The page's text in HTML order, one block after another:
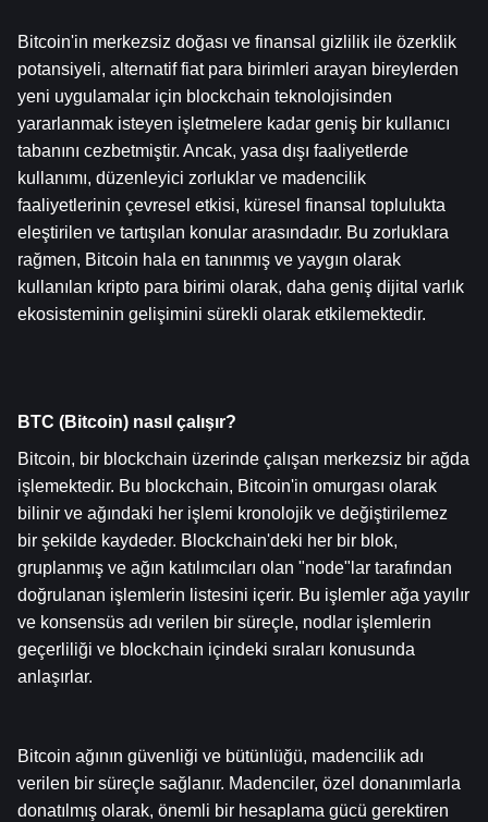
Bitcoin'in merkezsiz doğası ve finansal gizlilik ile özerklik
potansiyeli, alternatif fiat para birimleri arayan bireylerden
yeni uygulamalar için blockchain teknolojisinden
yararlanmak isteyen işletmelere kadar geniş bir kullanıcı
tabanını cezbetmiştir. Ancak, yasa dışı faaliyetlerde
kullanımı, düzenleyici zorluklar ve madencilik
faaliyetlerinin çevresel etkisi, küresel finansal toplulukta
eleştirilen ve tartışılan konular arasındadır. Bu zorluklara
rağmen, Bitcoin hala en tanınmış ve yaygın olarak
kullanılan kripto para birimi olarak, daha geniş dijital varlık
ekosisteminin gelişimini sürekli olarak etkilemektedir.
BTC (Bitcoin) nasıl çalışır?
Bitcoin, bir blockchain üzerinde çalışan merkezsiz bir ağda
işlemektedir. Bu blockchain, Bitcoin'in omurgası olarak
bilinir ve ağındaki her işlemi kronolojik ve değiştirilemez
bir şekilde kaydeder. Blockchain'deki her bir blok,
gruplanmış ve ağın katılımcıları olan "node"lar tarafından
doğrulanan işlemlerin listesini içerir. Bu işlemler ağa yayılır
ve konsensüs adı verilen bir süreçle, nodlar işlemlerin
geçerliliği ve blockchain içindeki sıraları konusunda
anlaşırlar.
Bitcoin ağının güvenliği ve bütünlüğü, madencilik adı
verilen bir süreçle sağlanır. Madenciler, özel donanımlarla
donatılmış olarak, önemli bir hesaplama gücü gerektiren